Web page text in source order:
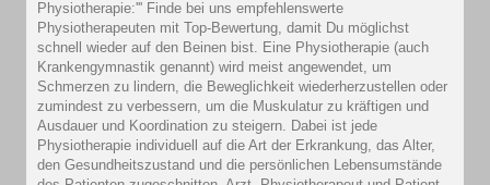
Physiotherapie:''' Finde bei uns empfehlenswerte
Physiotherapeuten mit Top-Bewertung, damit Du möglichst
schnell wieder auf den Beinen bist. Eine Physiotherapie (auch
Krankengymnastik genannt) wird meist angewendet, um
Schmerzen zu lindern, die Beweglichkeit wiederherzustellen oder
zumindest zu verbessern, um die Muskulatur zu kräftigen und
Ausdauer und Koordination zu steigern. Dabei ist jede
Physiotherapie individuell auf die Art der Erkrankung, das Alter,
den Gesundheitszustand und die persönlichen Lebensumstände